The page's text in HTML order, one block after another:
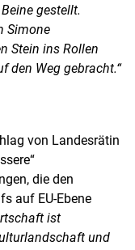
gestellt.
Simone
Stein ins Rollen
den Weg gebracht.“
von Landesrätin
die den
auf EU-Ebene
ist
und